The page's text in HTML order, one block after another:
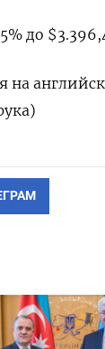
до
на